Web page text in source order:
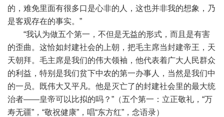
的，难免里面有很多口是心非的人，这也并非我的想象，乃
是客观存在的事实。”
“我认为做五个第一，不但是无益的形式，而且是有害
的歪曲。这恰如封建社会的上朝，把毛主席当封建帝王，天
天朝拜。毛主席是我们的伟大领袖，他代表着广大人民群众
的利益，特别是我们贫下中农的第一办事人，当然是我们中
的一员。既伟大又平凡。他是灭亡了的封建社会里的最大统
治者——皇帝可以比拟的吗？”（五个第一：立正敬礼，“万
寿无疆”，“敬祝健康”，唱“东方红”，念语录）